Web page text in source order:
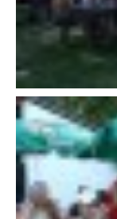
MLADÍ HASIČI
LETNÍ AREÁL U
HISTORIE
VAROVÁNÍ